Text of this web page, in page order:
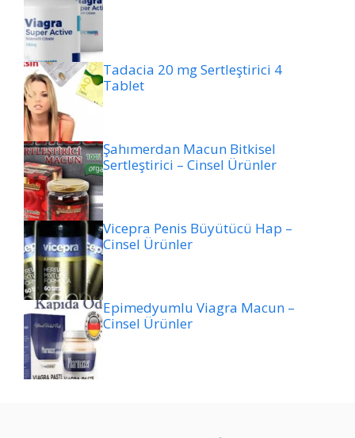
Tadacia 20 mg Sertleştirici 4
Tablet
Şahımerdan Macun Bitkisel
Sertleştirici – Cinsel Ürünler
Vicepra Penis Büyütücü Hap –
Cinsel Ürünler
Epimedyumlu Viagra Macun –
Cinsel Ürünler